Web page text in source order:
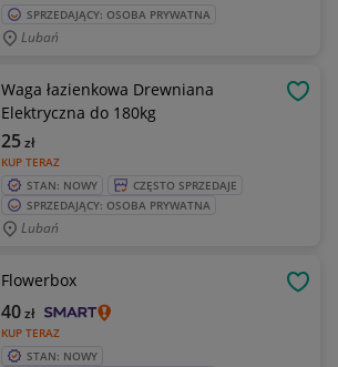
SPRZEDAJĄCY: OSOBA PRYWATNA
Lubań
Waga łazienkowa Drewniana
Elektryczna do 180kg
KUP TERAZ
25zł
STAN: NOWY
CZĘSTO SPRZEDAJE
SPRZEDAJĄCY: OSOBA PRYWATNA
Lubań
Flowerbox
KUP TERAZ
40zł
STAN: NOWY